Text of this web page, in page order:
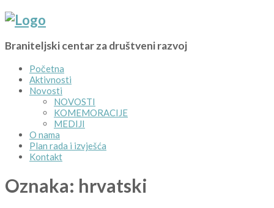
Braniteljski centar za društveni razvoj
Početna
Aktivnosti
Novosti
NOVOSTI
KOMEMORACIJE
MEDIJI
O nama
Plan rada i izvješća
Kontakt
Oznaka: hrvatski